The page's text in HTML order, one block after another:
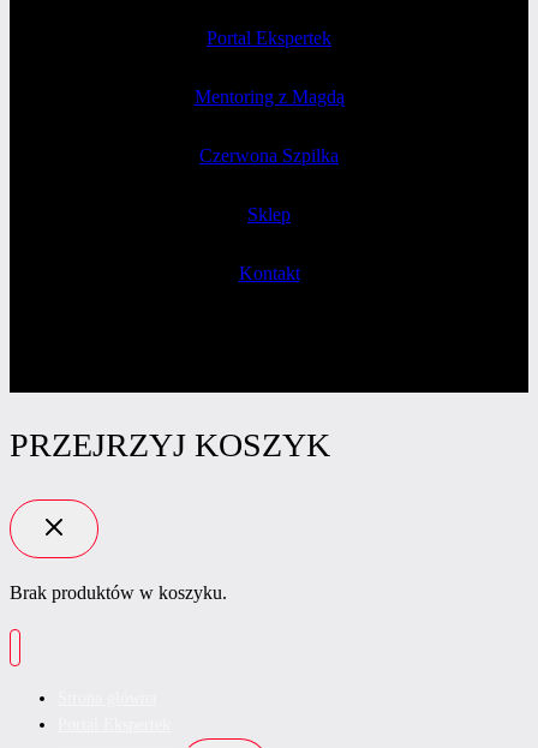
Portal Ekspertek
Mentoring z Magdą
Czerwona Szpilka
Sklep
Kontakt
PRZEJRZYJ KOSZYK
Brak produktów w koszyku.